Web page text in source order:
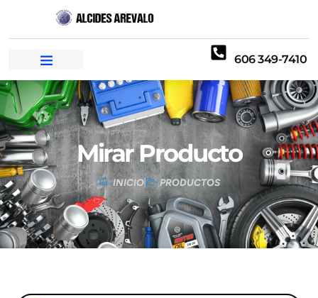
606 349-7410
Mirar Producto
INICIO PRODUCTOS